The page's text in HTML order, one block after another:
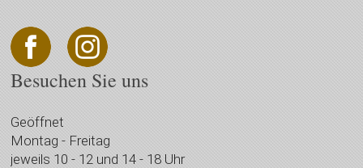
Besuchen Sie uns
Geöffnet
Montag - Freitag
jeweils 10 - 12 und 14 - 18 Uhr